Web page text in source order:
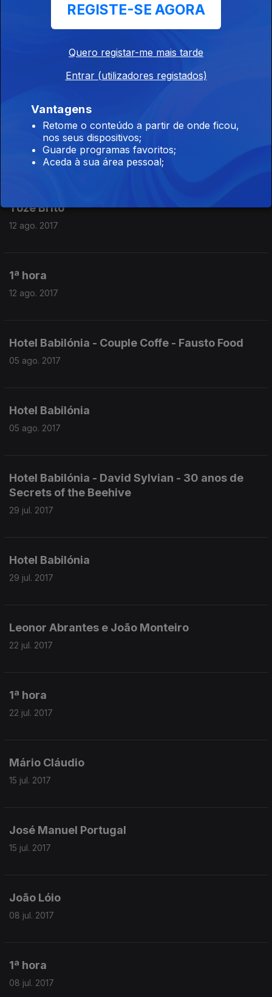
Rodrigo Guedes de Carvalho
1ª hora
19 ago. 2017
Tózé Brito
12 ago. 2017
1ª hora
12 ago. 2017
Hotel Babilónia - Couple Coffe - Fausto Food
05 ago. 2017
Hotel Babilónia
05 ago. 2017
Hotel Babilónia - David Sylvian - 30 anos de
Secrets of the Beehive
29 jul. 2017
Hotel Babilónia
29 jul. 2017
Leonor Abrantes e João Monteiro
22 jul. 2017
1ª hora
22 jul. 2017
Mário Cláudio
15 jul. 2017
José Manuel Portugal
15 jul. 2017
João Lóio
08 jul. 2017
1ª hora
08 jul. 2017
REGISTE-SE AGORA
Quero registar-me mais tarde
Entrar (utilizadores registados)
Vantagens
Retome o conteúdo a partir de onde ficou,
nos seus dispositivos;
Guarde programas favoritos;
Aceda à sua área pessoal;